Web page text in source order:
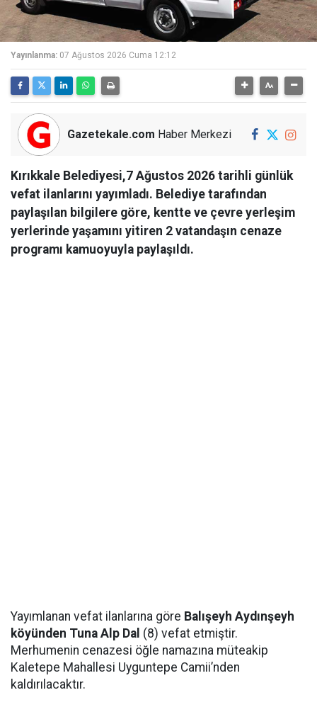
Yayınlanma: 07 Ağustos 2026 Cuma 12:12
Gazetekale.com Haber Merkezi
Kırıkkale Belediyesi,7 Ağustos 2026 tarihli günlük
vefat ilanlarını yayımladı. Belediye tarafından
paylaşılan bilgilere göre, kentte ve çevre yerleşim
yerlerinde yaşamını yitiren 2 vatandaşın cenaze
programı kamuoyuyla paylaşıldı.
Yayımlanan vefat ilanlarına göre Balışeyh Aydınşeyh
köyünden Tuna Alp Dal (8) vefat etmiştir.
Merhumenin cenazesi öğle namazına müteakip
Kaletepe Mahallesi Uyguntepe Camii’nden
kaldırılacaktır.